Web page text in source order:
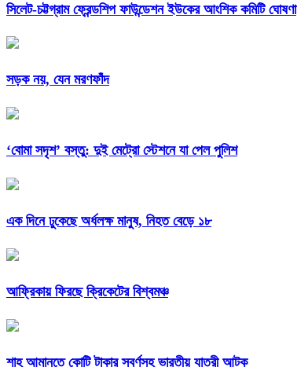
সিলেট-চট্টগ্রাম ফ্রেন্ডশিপ ফাউন্ডেশন ইউকের আংশিক কমিটি ঘোষণা
সড়ক নয়, যেন মরণফাঁদ
‘বোমা সদৃশ’ বস্তু: দুই মেট্রো স্টেশনে যা পেল পুলিশ
এক দিনে ঢুকেছে অর্ধলক্ষ মানুষ, নিহত বেড়ে ১৮
আফ্রিকায় ফিরছে ক্রিকেটের বিশ্বমঞ্চ
শাহ আমানতে কোটি টাকার স্বর্ণসহ ভারতীয় যাত্রী আটক